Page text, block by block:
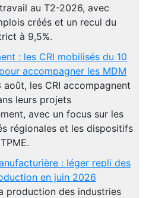
au T2-2026, avec
créés et un recul du
à 9,5%.
: les CRI mobilisés du 10
accompagner les MDM
août, les CRI accompagnent
leurs projets
avec un focus sur les
régionales et les dispositifs
: léger repli des
en juin 2026
production des industries